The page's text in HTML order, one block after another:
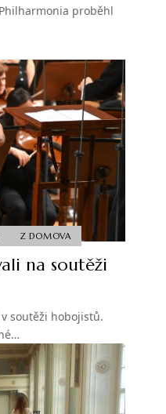
proběhl
Z DOMOVA
na soutěži
soutěži hobojistů.